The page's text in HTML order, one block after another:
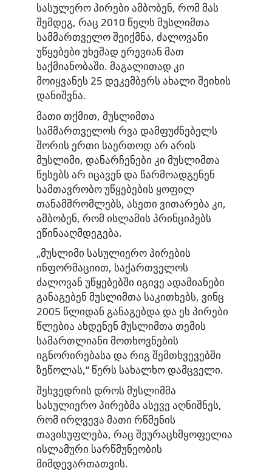
სასულერო პირები ამბობენ, რომ მას
შემდეგ, რაც 2010 წელს მუსლიმთა
სამმართველო შეიქმნა, ძალოვანი
უწყებები უხეშად ერევიან მათ
საქმიანობაში. მაგალითად კი
მოიყვანეს 25 დეკემბერს ახალი შეიხის
დანიშვნა.
მათი თქმით, მუსლიმთა
სამმართველოს რვა დამფუძნებელს
შორის ერთი საერთოდ არ არის
მუსლიმი, დანარჩენები კი მუსლიმთა
წესებს არ იცავენ და წარმოადგენენ
სამთავრობო უწყებების ყოფილ
თანამშრომლებს, ასეთი ვითარება კი,
ამბობენ, რომ ისლამის პრინციპებს
ეწინააღმდეგება.
„მუსლიმი სასულიერო პირების
ინფორმაციით, საქართველოს
ძალოვან უწყებებში იგივე ადამიანები
განაგებენ მუსლიმთა საკითხებს, ვინც
2005 წლიდან განაგებდა და ეს პირები
წლებია ახდენენ მუსლიმთა თემის
სამართლიანი მოთხოვნების
იგნორირებასა და რიგ შემთხვევებში
ზეწოლას,“ წერს სახალხო დამცველი.
შეხვედრის დროს მუსლიმმა
სასულიერო პირებმა ასევე აღნიშნეს,
რომ ირღვევა მათი რწმენის
თავისუფლება, რაც შეურაცხმყოფელია
ისლამური სარწმუნეობის
მიმდევართათვის.